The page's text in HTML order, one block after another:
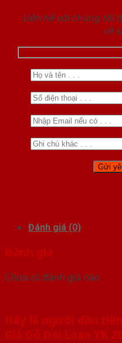
Liên hệ với chúng tôi
về
Đánh giá (0)
Đánh giá
Chưa có đánh giá nào.
Hãy là người đầu
Giả Gỗ Đài Loan YK